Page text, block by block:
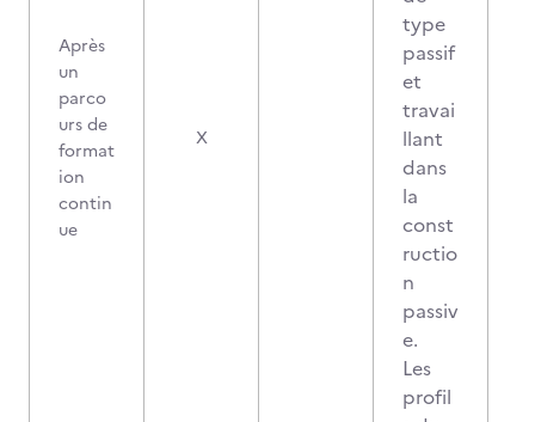
Après
un
parco
urs de
format
ion
contin
ue
X
type
passif
et
travai
llant
dans
la
const
ructio
n
passiv
e.
Les
profil